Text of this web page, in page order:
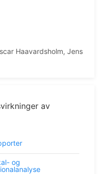
Haavardsholm, Jens
av
og